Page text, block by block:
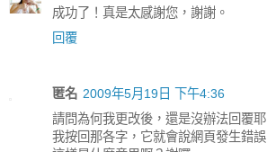
成功了！真是太感謝您，謝謝。
回覆
匿名 2009年5月19日 下午4:36
請問為何我更改後，還是沒辦法回覆耶
我按回那各字，它就會說網頁發生錯誤